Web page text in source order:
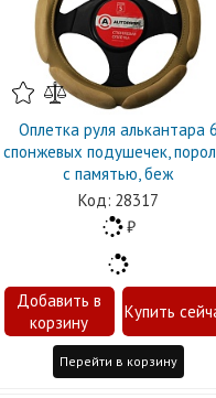
Оплетка руля алькантара 6
спонжевых подушечек,
с памятью, беж
28317
Перейти в корзину